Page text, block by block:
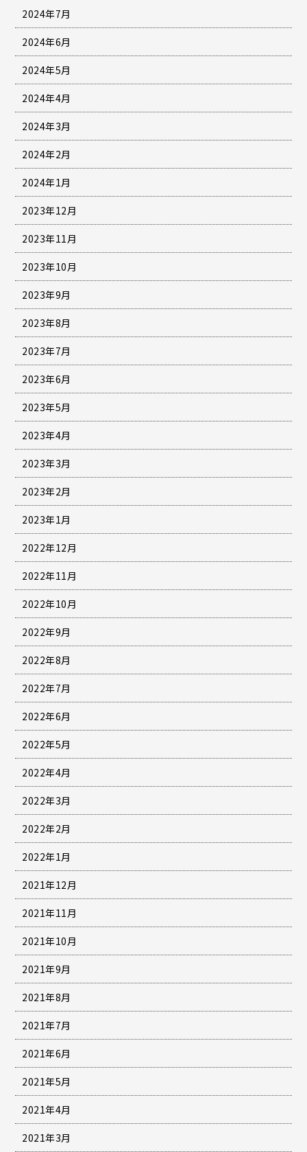
2024年7月
2024年6月
2024年5月
2024年4月
2024年3月
2024年2月
2024年1月
2023年12月
2023年11月
2023年10月
2023年9月
2023年8月
2023年7月
2023年6月
2023年5月
2023年4月
2023年3月
2023年2月
2023年1月
2022年12月
2022年11月
2022年10月
2022年9月
2022年8月
2022年7月
2022年6月
2022年5月
2022年4月
2022年3月
2022年2月
2022年1月
2021年12月
2021年11月
2021年10月
2021年9月
2021年8月
2021年7月
2021年6月
2021年5月
2021年4月
2021年3月